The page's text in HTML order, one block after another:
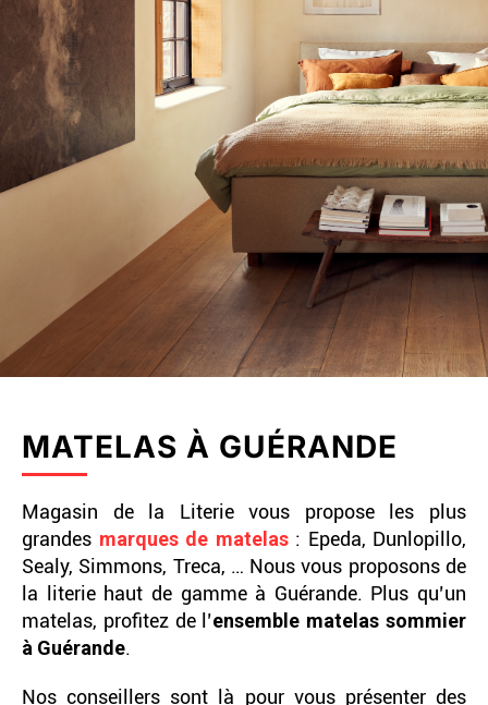
MATELAS À GUÉRANDE
Magasin de la Literie vous propose les plus
grandes marques de matelas: Epeda, Dunlopillo,
Sealy, Simmons, Treca, … Nous vous proposons de
la literie haut de gamme à Guérande. Plus qu’un
matelas, profitez de l’ensemble matelas sommier
à Guérande.
Nos conseillers sont là pour vous présenter des